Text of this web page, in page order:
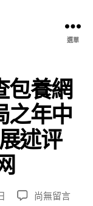
選單
包養網
之年中
述评
在
尚無留言